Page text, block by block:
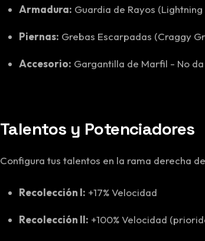
Armadura: Guardia de Rayos
Piernas: Grebas Escarpadas (Craggy
Accesorio: Gargantilla de Marfil - No
Talentos y Potenciadores
Configura tus talentos en la rama derecha
Recolección I: +17% Velocidad
Recolección II: +100% Velocidad